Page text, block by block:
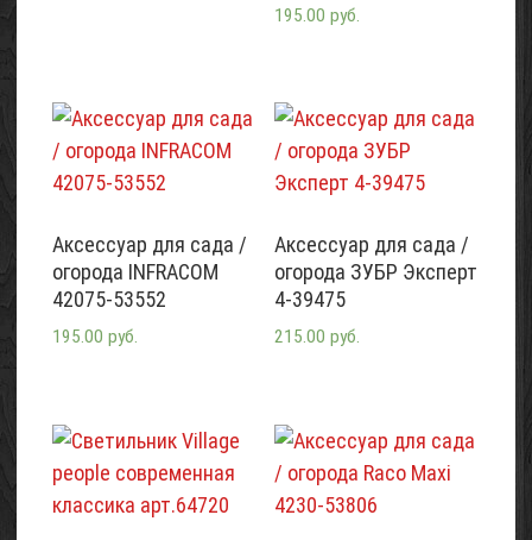
195.00 руб.
Аксессуар для сада /
огорода INFRACOM
42075-53552
195.00 руб.
Аксессуар для сада /
огорода ЗУБР Эксперт
4-39475
215.00 руб.